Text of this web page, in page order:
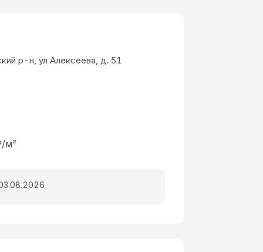
р-н, ул Алексеева, д. 51
м²